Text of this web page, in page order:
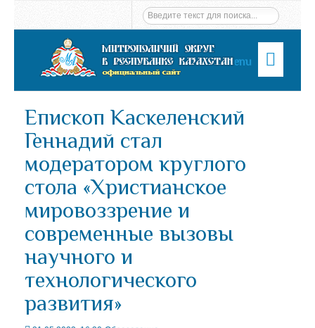
Menu
Епископ Каскеленский
Геннадий стал
модератором круглого
стола «Христианское
мировоззрение и
современные вызовы
научного и
технологического
развития»